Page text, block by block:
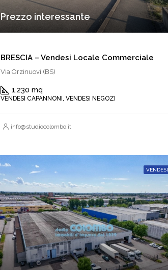
Prezzo interessante
BRESCIA – Vendesi Locale Commerciale
Via Orzinuovi (BS)
1.230 mq
VENDESI CAPANNONI, VENDESI NEGOZI
info@studiocolombo.it
VENDESI